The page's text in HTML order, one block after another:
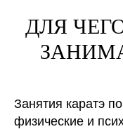
ДЛЯ
Занятия каратэ
физические и